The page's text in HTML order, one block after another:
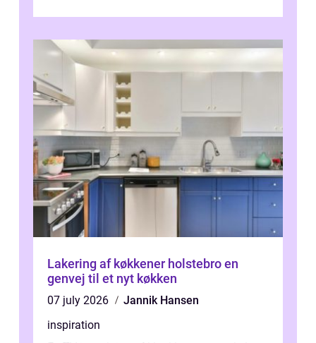
Lakering af køkkener holstebro en
genvej til et nyt køkken
07 july 2026
Jannik Hansen
inspiration